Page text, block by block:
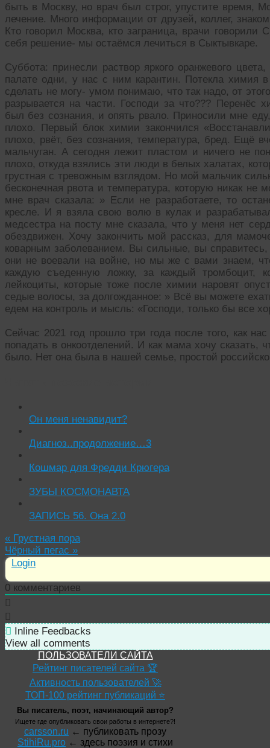
быть в Москву, но врач был строг, упустите время,
лечение. Много информации от друзей, коллег,
Кто говорил Москва, кто заграница, врачи говорили
себя решение- мы остаёмся лечиться в Сыктывкаре.
Суббота: принесли раствор яркого оранжевого
палате одни, у нас с ним карантин. Потекла химия
сделать не могу- умом понимаю, что так надо, от
разрывается на части. Господи за что??? Перенёс
был без сознания, и опять рвало. Приносили мне
плохо. Первый блок химии закончился
плохо, рвёт, без сознания, температура, бред. Ещё
мальчуган. А сегодня лежит пластом и ничего не
плохо, откуда взялись эти люди в белых халатах,
грустная с тревожным взглядом. Но мой мальчик
бесконечная рвота и температура, которую никак не
мне врач сказала: » Если не разработаете, то
кресле. И я взяла свою волю в кулак и
медсестра на посту мне сказала, что у меня нет
обездвижен. Хочу закончить мой рассказ, для
коварным заболеванием. Вы сильные, вы
они не воевали на войне, но мы же с вами знаем,
каждую съеденную ложку, за каждый тромбоцит,
лейкоциты, которые тоже после химии наровят
седые волосы, за долгожданное: » Всё вы можете
едем на контроль и мысль: «Господи, только бы все
Сейчас 2021 год прошло три года после того, как
попадать в онкоотделений. И как мама хочу сказать,
было. Нет она была в нашей семье, простой
Он меня ненавидит?
Диагноз..продолжение…3
Кошмар для Фредди Крюгера
ЗУБЫ КОСМОНАВТА
ЗАПИСЬ 56. Она 2.0
« Грустная пора
Чёрный пегас »
Login
0 комментариев
Inline Feedbacks
View all comments
ПОЛЬЗОВАТЕЛИ САЙТА
Рейтинг писателей сайта 🏆
Активность пользователей 🚀
ТОП-100 рейтинг публикаций ⭐
Вы писатель, поэт, начинающий автор?
Ищете где опубликовать свои работы в интернете?!
carsson.ru ← публиковать прозу
StihiRu.pro ← здесь поэзия и стихи